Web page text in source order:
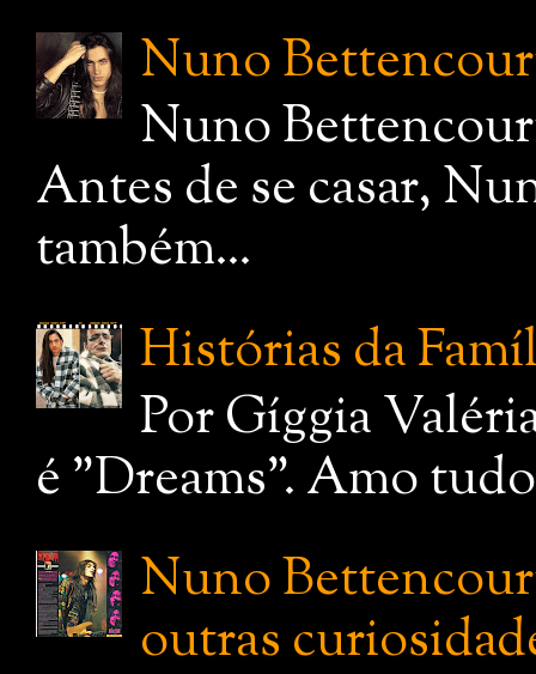
Nuno
Nuno
Antes de se casar,
também...
Histórias da
Por Gíggia
é "Dreams". Amo
Nuno
outras